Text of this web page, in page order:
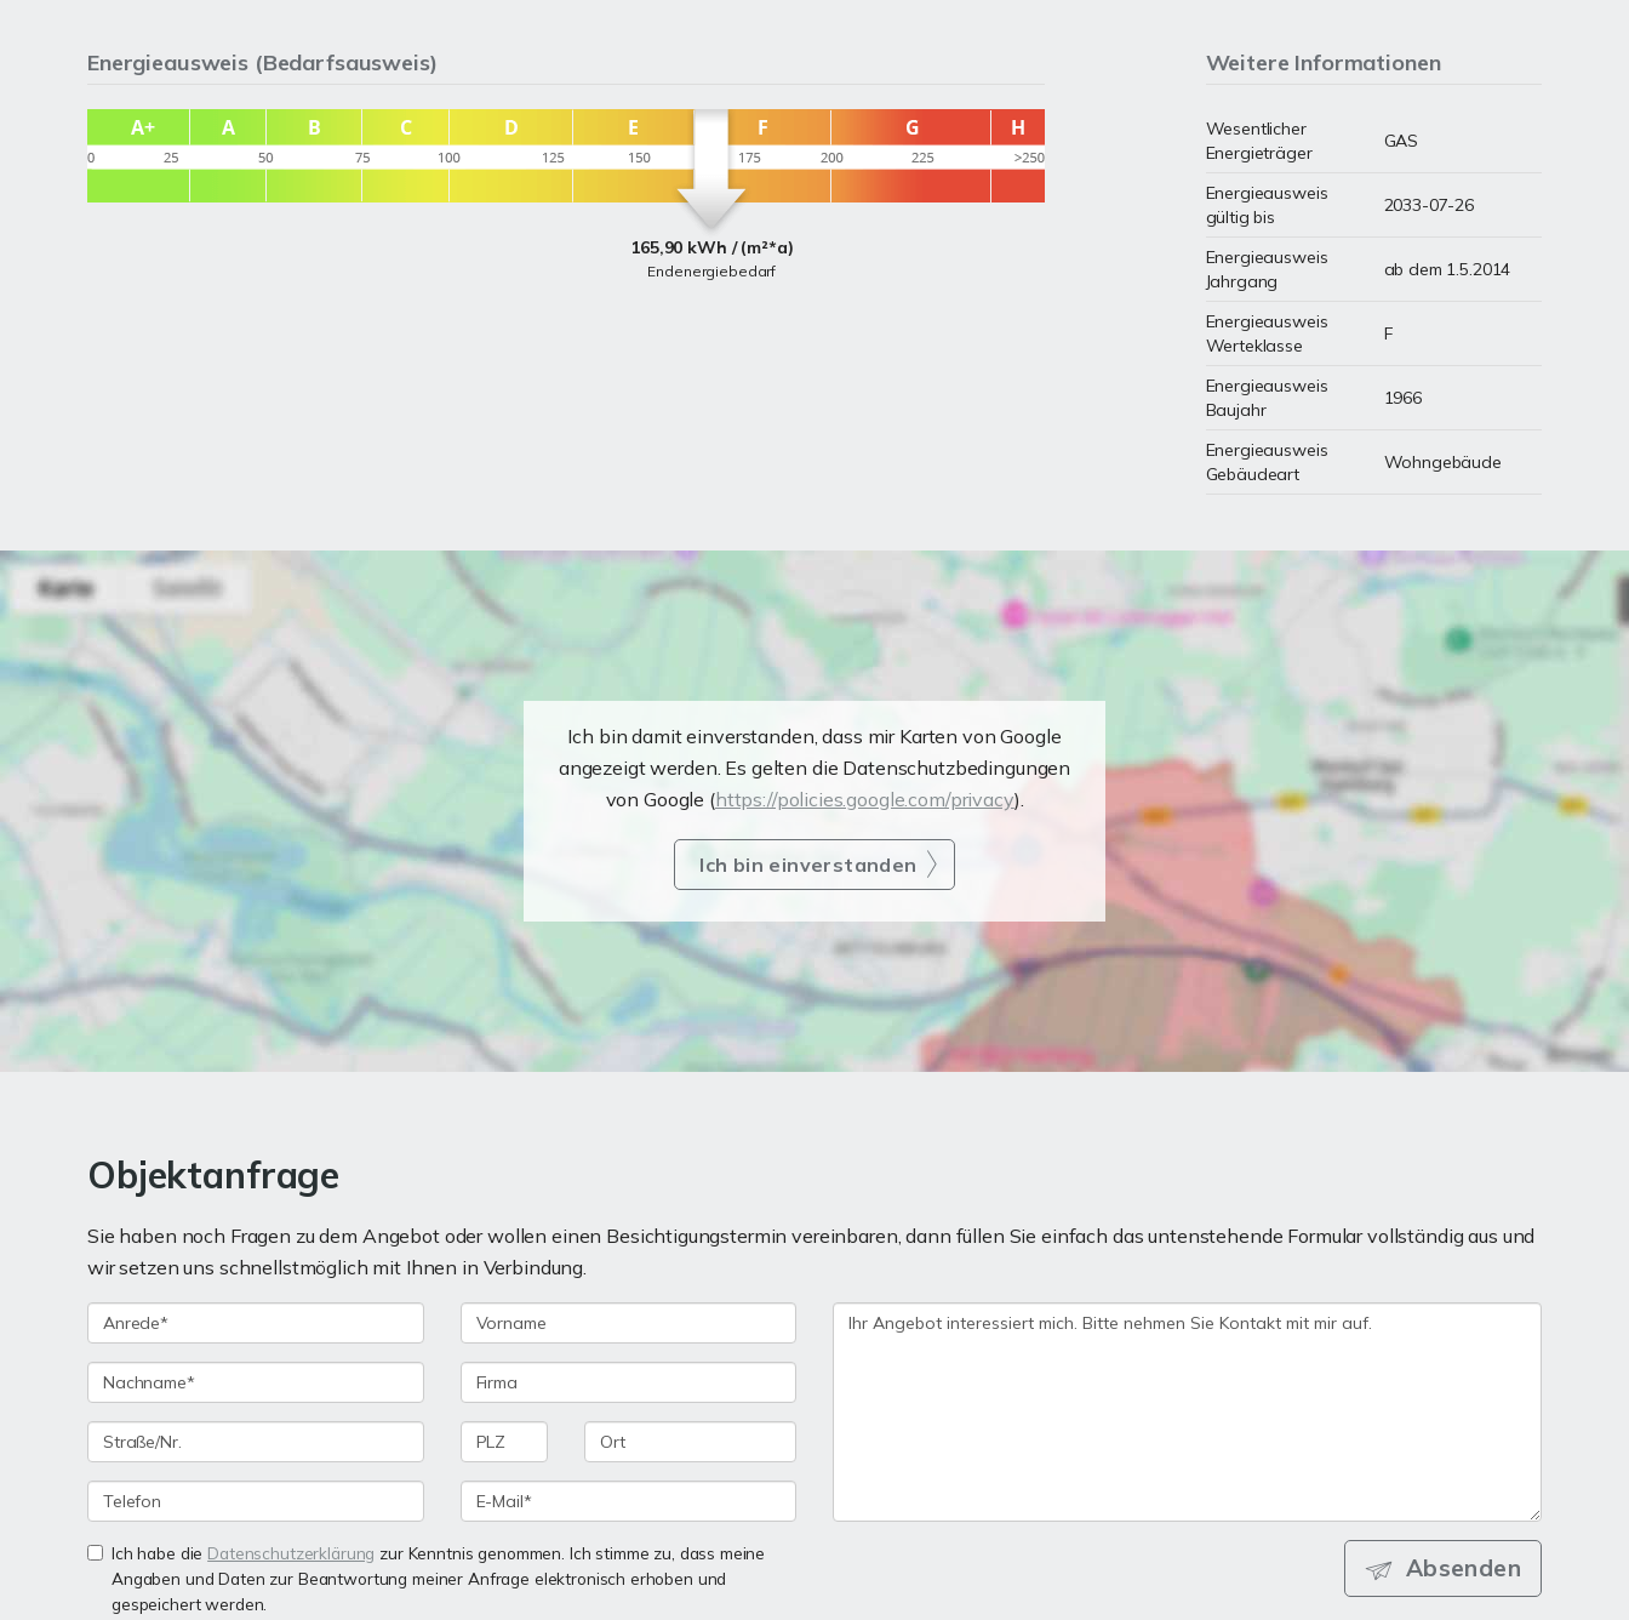
Energieausweis (Bedarfsausweis)
165,90 kWh / (m²*a)
Endenergiebedarf
Weitere Informationen
Wesentlicher
Energieträger
GAS
Energieausweis
gültig bis
2033-07-26
Energieausweis
Jahrgang
ab dem 1.5.2014
Energieausweis
Werteklasse
F
Energieausweis
Baujahr
1966
Energieausweis
Gebäudeart
Wohngebäude
Ich bin damit einverstanden, dass mir Karten von Google
angezeigt werden. Es gelten die Datenschutzbedingungen
von Google (https://policies.google.com/privacy).
Ich bin einverstanden
Objektanfrage
Sie haben noch Fragen zu dem Angebot oder wollen einen Besichtigungstermin vereinbaren, dann füllen Sie einfach das untenstehende Formular vollständig aus und
wir setzen uns schnellstmöglich mit Ihnen in Verbindung.
Ich habe die Datenschutzerklärung zur Kenntnis genommen. Ich stimme zu, dass meine
Angaben und Daten zur Beantwortung meiner Anfrage elektronisch erhoben und
gespeichert werden.
Absenden